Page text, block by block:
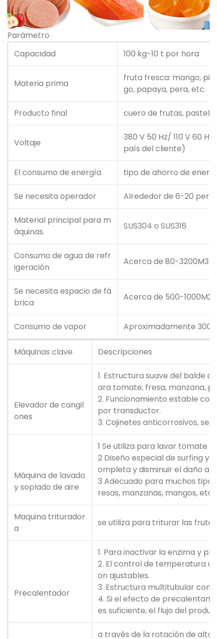
Parámetro
Capacidad
100 kg-10 t por hora
Materia prima
fruta fresca: mango,
go, papaya, pera, etc.
Producto final cuero de frutas, pastel
Voltaje
380 V 50 Hz/ 110 V 60
país del cliente)
El consumo de energía tipo de ahorro de
Se necesita operador Alrededor de 6-20
Material principal para m
áquinas.
SUS304 o SUS316
Consumo de agua de refr
igeración
Acerca de 80-3200M3
Se necesita espacio de fá
brica
Acerca de 500-1000M2
Consumo de vapor Aproximadamente
Máquinas clave Descripciones
Elevador de cangil
ones
1. Estructura suave del balde
ara tomate, fresa, manzana,
2. Funcionamiento estable
por transductor.
3. Cojinetes anticorrosivos,
Máquina de lavado
y soplado de aire
1 Se utiliza para lavar tomate
2 Diseño especial de surfing y
ompleta y disminuir el daño a
3 Adecuado para muchos
resas, manzanas, mangos, etc.
Maquina triturador
a
se utiliza para triturar las
Precalentador
1. Para inactivar la enzima y
2. El control de temperatura
on ajustables.
3. Estructura multitubular con
4. Si el efecto de
es suficiente, el flujo del
a través de la rotación de alta